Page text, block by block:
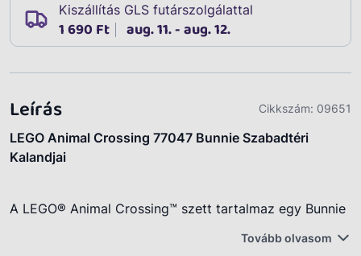
Kiszállítás GLS futárszolgálattal
1 690 Ft aug. 11. - aug. 12.
Leírás Cikkszám: 09651
LEGO Animal Crossing 77047 Bunnie Szabadtéri
Kalandjai
A LEGO® Animal Crossing™ szett tartalmaz egy Bunnie
részletgazdag jelenetet, amelyet a gyerekek úgy
Tovább olvasom